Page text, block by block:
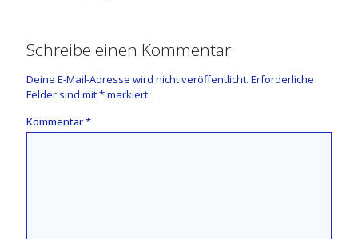
Schreibe einen Kommentar
Deine E-Mail-Adresse wird nicht veröffentlicht. Erforderliche
Felder sind mit*markiert
Kommentar*